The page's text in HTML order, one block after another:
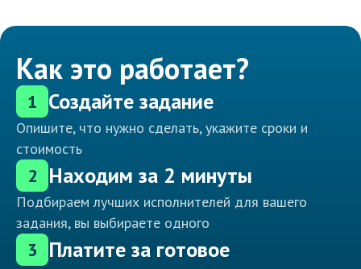
Как это работает?
1 Создайте задание
Опишите, что нужно сделать, укажите сроки и
стоимость
2 Находим за 2 минуты
Подбираем лучших исполнителей для вашего
задания, вы выбираете одного
3 Платите за готовое